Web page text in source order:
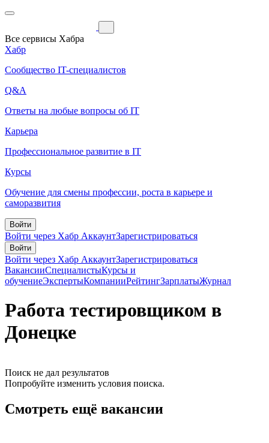
Все сервисы Хабра
Хабр
Сообщество IT-специалистов
Q&A
Ответы на любые вопросы об IT
Карьера
Профессиональное развитие в IT
Курсы
Обучение для смены профессии, роста в карьере и
саморазвития
Войти
Войти через Хабр АккаунтЗарегистрироваться
Войти
Войти через Хабр АккаунтЗарегистрироваться
ВакансииСпециалистыКурсы и
обучениеЭкспертыКомпанииРейтингЗарплатыЖурнал
Работа тестировщиком в
Донецке
Поиск не дал результатов
Попробуйте изменить условия поиска.
Смотреть ещё вакансии